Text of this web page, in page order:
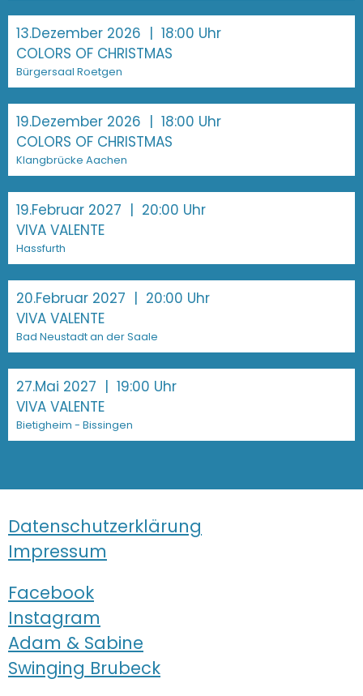
13.Dezember 2026 | 18:00 Uhr
COLORS OF CHRISTMAS
Bürgersaal Roetgen
19.Dezember 2026 | 18:00 Uhr
COLORS OF CHRISTMAS
Klangbrücke Aachen
19.Februar 2027 | 20:00 Uhr
VIVA VALENTE
Hassfurth
20.Februar 2027 | 20:00 Uhr
VIVA VALENTE
Bad Neustadt an der Saale
27.Mai 2027 | 19:00 Uhr
VIVA VALENTE
Bietigheim - Bissingen
Datenschutzerklärung
Impressum
Facebook
Instagram
Adam & Sabine
Swinging Brubeck